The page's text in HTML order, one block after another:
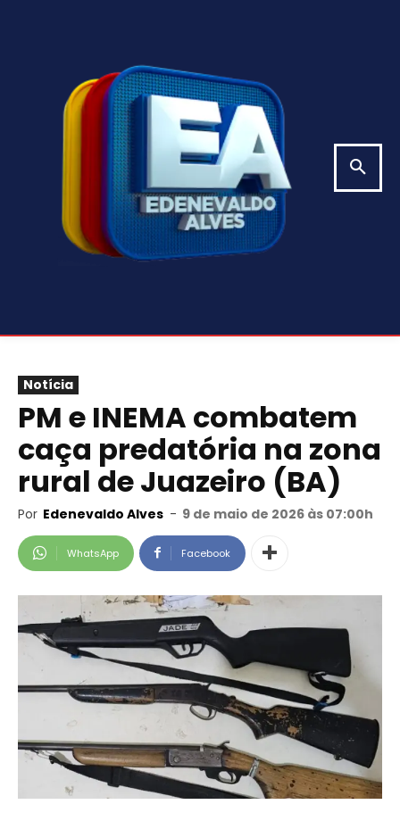
Notícia
PM e INEMA combatem
caça predatória na zona
rural de Juazeiro (BA)
Por Edenevaldo Alves - 9 de maio de 2026 às 07:00h
WhatsApp Facebook